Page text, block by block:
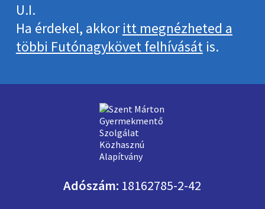
U.I.
Ha érdekel, akkoritt megnézheted a
többi Futónagykövet felhívásátis.
Adószám: 18162785-2-42